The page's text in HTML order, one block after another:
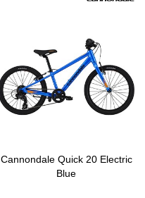
Cannondale Quick 20 Electric
Blue